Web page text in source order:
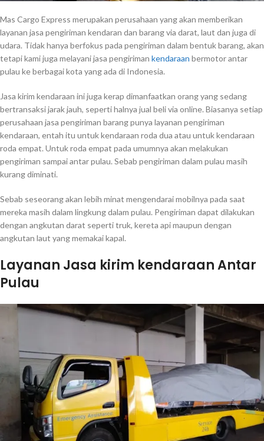
Mas Cargo Express merupakan perusahaan yang akan memberikan
layanan jasa pengiriman kendaran dan barang via darat, laut dan juga di
udara. Tidak hanya berfokus pada pengiriman dalam bentuk barang, akan
tetapi kami juga melayani jasa pengiriman kendaraan bermotor antar
pulau ke berbagai kota yang ada di Indonesia.
Jasa kirim kendaraan ini juga kerap dimanfaatkan orang yang sedang
bertransaksi jarak jauh, seperti halnya jual beli via online. Biasanya setiap
perusahaan jasa pengiriman barang punya layanan pengiriman
kendaraan, entah itu untuk kendaraan roda dua atau untuk kendaraan
roda empat. Untuk roda empat pada umumnya akan melakukan
pengiriman sampai antar pulau. Sebab pengiriman dalam pulau masih
kurang diminati.
Sebab seseorang akan lebih minat mengendarai mobilnya pada saat
mereka masih dalam lingkung dalam pulau. Pengiriman dapat dilakukan
dengan angkutan darat seperti truk, kereta api maupun dengan
angkutan laut yang memakai kapal.
Layanan Jasa kirim kendaraan Antar
Pulau